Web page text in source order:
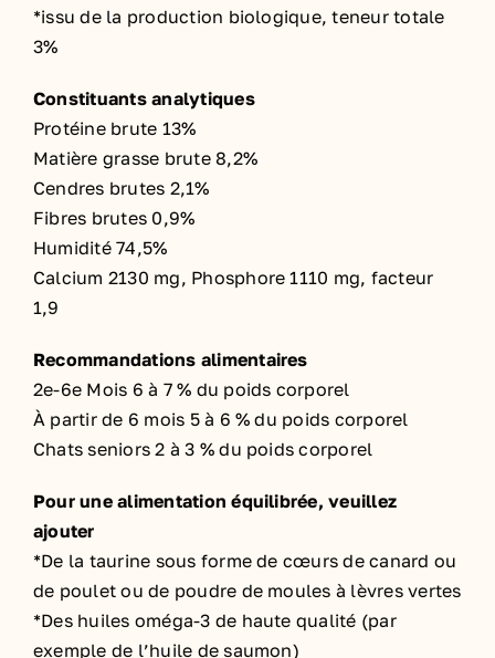
*issu de la production biologique, teneur totale
3%
Constituants analytiques
Protéine brute 13%
Matière grasse brute 8,2%
Cendres brutes 2,1%
Fibres brutes 0,9%
Humidité 74,5%
Calcium 2130 mg, Phosphore 1110 mg, facteur
1,9
Recommandations alimentaires
2e-6e Mois 6 à 7 % du poids corporel
À partir de 6 mois 5 à 6 % du poids corporel
Chats seniors 2 à 3 % du poids corporel
Pour une alimentation équilibrée, veuillez
ajouter
*De la taurine sous forme de cœurs de canard ou
de poulet ou de poudre de moules à lèvres vertes
*Des huiles oméga-3 de haute qualité (par
exemple de l’huile de saumon)